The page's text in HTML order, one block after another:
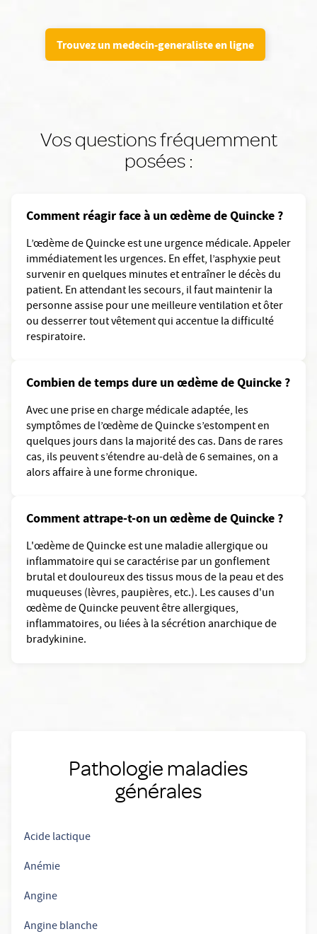
Trouvez un medecin-generaliste en ligne
Vos questions fréquemment
posées :
Comment réagir face à un œdème de Quincke ?
L’œdème de Quincke est une urgence médicale. Appeler
immédiatement les urgences. En effet, l’asphyxie peut
survenir en quelques minutes et entraîner le décès du
patient. En attendant les secours, il faut maintenir la
personne assise pour une meilleure ventilation et ôter
ou desserrer tout vêtement qui accentue la difficulté
respiratoire.
Combien de temps dure un œdème de Quincke ?
Avec une prise en charge médicale adaptée, les
symptômes de l’œdème de Quincke s’estompent en
quelques jours dans la majorité des cas. Dans de rares
cas, ils peuvent s’étendre au-delà de 6 semaines, on a
alors affaire à une forme chronique.
Comment attrape-t-on un œdème de Quincke ?
L'œdème de Quincke est une maladie allergique ou
inflammatoire qui se caractérise par un gonflement
brutal et douloureux des tissus mous de la peau et des
muqueuses (lèvres, paupières, etc.). Les causes d'un
œdème de Quincke peuvent être allergiques,
inflammatoires, ou liées à la sécrétion anarchique de
bradykinine.
Pathologie maladies
générales
Acide lactique
Anémie
Angine
Angine blanche